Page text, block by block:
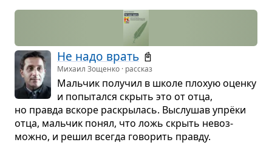
Не надо врать 📓
Михаил Зощенко · рассказ
Маль­чик полу­чил в школе плохую оценку
и попы­тался скрыть это от отца,
но правда вскоре рас­кры­лась. Выслу­шав упрёки
отца, маль­чик понял, что ложь скрыть невоз­
можно, и решил все­гда гово­рить правду.